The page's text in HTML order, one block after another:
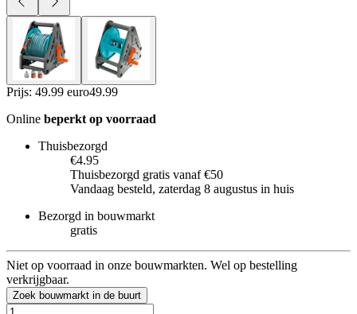
Prijs: 49.99 euro49.99
Online beperkt op voorraad
Thuisbezorgd
€4.95
Thuisbezorgd gratis vanaf €50
Vandaag besteld, zaterdag 8 augustus in huis
Bezorgd in bouwmarkt
gratis
Niet op voorraad in onze bouwmarkten. Wel op bestelling
verkrijgbaar.
Zoek bouwmarkt in de buurt